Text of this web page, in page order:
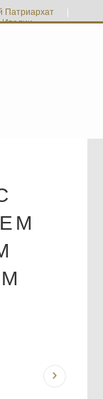
Патриархат
Италии